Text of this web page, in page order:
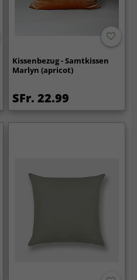
Kissenbezug - Samtkissen
Marlyn (apricot)
SFr. 22.99